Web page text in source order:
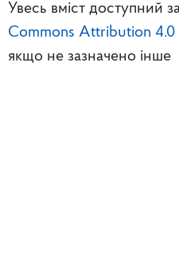
Увесь вміст доступний
Commons Attribution 4.0
якщо не зазначено інше